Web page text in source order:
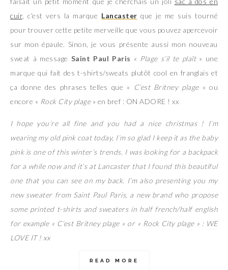
cuir, c’est vers la marque Lancaster que je me suis tourné
pour trouver cette petite merveille que vous pouvez apercevoir
sur mon épaule. Sinon, je vous présente aussi mon nouveau
sweat à message Saint Paul Paris « Plage s’il te plaît» une
marque qui fait des t-shirts/sweats plutôt cool en franglais et
ça donne des phrases telles que «
C’est Britney plage» ou
encore « Rock City plage» en bref : ON ADORE ! xx
I hope you’re all fine and you had a nice christmas ! I’m
wearing my old pink coat today, I’m so glad I keep it as the baby
pink is one of this winter’s trends. I was looking for a backpack
for a while now and it’s at Lancaster that I found this beautiful
one that you can see on my back. I’m also presenting you my
new sweater from Saint Paul Paris, a new brand who propose
some printed t-shirts and sweaters in half french/half english
for example « C’est Britney plage » or « Rock City plage » : WE
LOVE IT ! xx
READ MORE